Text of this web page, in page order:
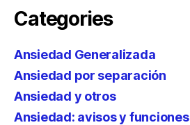
Categories
Ansiedad Generalizada
Ansiedad por separación
Ansiedad y otros
Ansiedad: avisos y funciones